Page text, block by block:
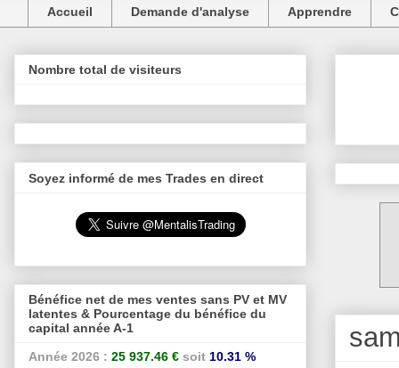
Accueil Demande d'analyse Apprendre
Nombre total de visiteurs
Soyez informé de mes Trades en direct
Bénéfice net de mes ventes sans PV et MV
latentes & Pourcentage du bénéfice du
capital année A-1
Année 2026 : 25 937.46 € soit 10.31 %